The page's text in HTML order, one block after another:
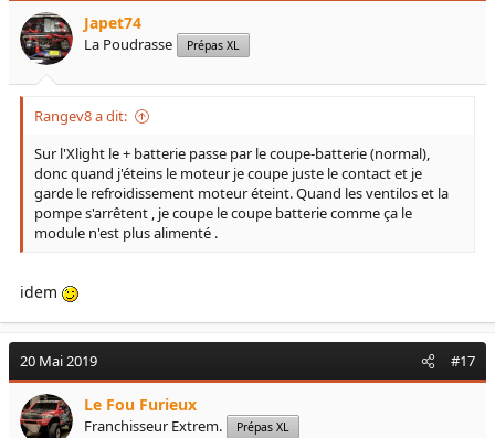
o
n
s
:
Japet74
La Poudrasse Prépas XL
Rangev8 a dit:
Sur l'Xlight le + batterie passe par le coupe-batterie (normal),
donc quand j'éteins le moteur je coupe juste le contact et je
garde le refroidissement moteur éteint. Quand les ventilos et la
pompe s'arrêtent , je coupe le coupe batterie comme ça le
module n'est plus alimenté .
idem
20 Mai 2019 #17
Le Fou Furieux
Franchisseur Extrem. Prépas XL